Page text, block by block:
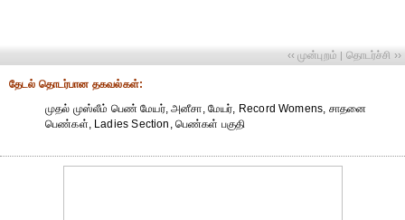
‹‹ முன்புறம் | தொடர்ச்சி ››
தேட‌ல் தொட‌ர்பான தகவ‌ல்க‌ள்:
முதல் முஸ்லீம் பெண் மேயர், அனீசா, மேயர், Record Womens, சாதனை
பெண்கள், Ladies Section, பெண்கள் பகுதி